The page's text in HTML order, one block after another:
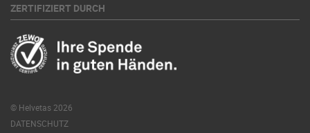
ZERTIFIZIERT DURCH
© Helvetas 2026
DATENSCHUTZ